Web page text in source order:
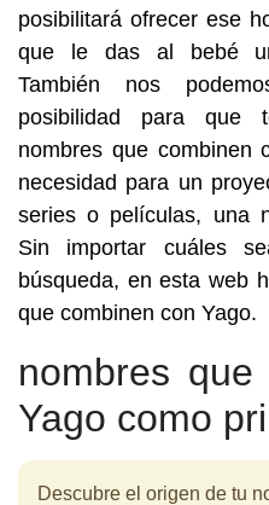
posibilitará ofrecer ese
que le das al bebé
También nos
posibilidad para que
nombres que combinen
necesidad para un
series o películas, una
Sin importar cuáles
búsqueda, en esta web
que combinen con Yago.
nombres
Yago como
Descubre el origen de tu